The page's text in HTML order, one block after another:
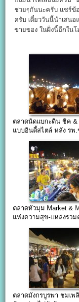
ช่วยๆกันนะครับ แชร์ข้
ครับ เดี๋ยววันนี้นำเสน
ขายของ ในฝั่งนี้อีกใน
ตลาดนัดแบกะดิน ชิค &
แบบอินดี้สไตล์ หลัง รพ
ตลาดหัวมุม Market &
แห่งความสุข-แหล่งรวม
สนุกสุดๆ ณ.แยกเกษตร-
ตลาดมังกรบูรพา ชมเพ